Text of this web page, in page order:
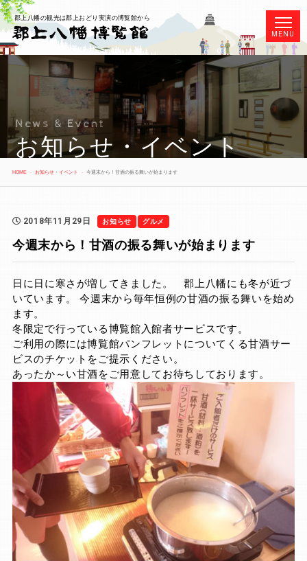
郡上八幡の観光は郡上おどり実演の博覧館から
News & Event
お知らせ・イベント
HOME お知らせ・イベント 今週末から！甘酒の振る舞いが始まります
2018年11月29日 お知らせ グルメ
今週末から！甘酒の振る舞いが始まります
日に日に寒さが増してきました。 郡上八幡にも冬が近づ
いています。 今週末から毎年恒例の甘酒の振る舞いを始め
ます。
冬限定で行っている博覧館入館者サービスです。
ご利用の際には博覧館パンフレットについてくる甘酒サー
ビスのチケットをご提示ください。
あったか～い甘酒をご用意してお待ちしております。
MENU